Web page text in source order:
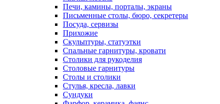
Печи, камины, порталы, экраны
Письменные столы, бюро, секретеры
Посуда, сервизы
Прихожие
Скульптуры, статуэтки
Спальные гарнитуры, кровати
Столики для рукоделия
Столовые гарнитуры
Столы и столики
Стулья, кресла, лавки
Сундуки